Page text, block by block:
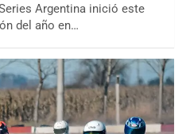
Argentina inició este
del año en…